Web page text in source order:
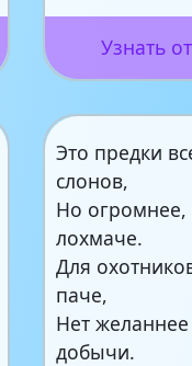
Узнать
Это предки
слонов,
Но огромнее,
лохмаче.
Для
паче,
Нет желаннее
добычи.